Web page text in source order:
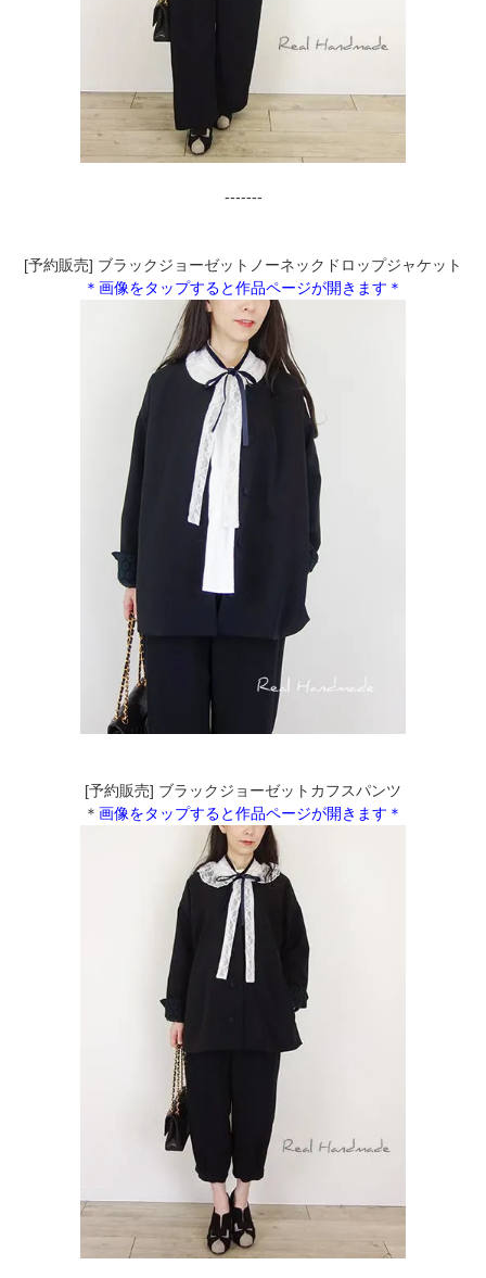
-------
[予約販売] ブラックジョーゼットノーネックドロップジャケット
＊画像をタップすると作品ページが開きます＊
[予約販売] ブラックジョーゼットカフスパンツ
＊ 画像をタップすると作品ページが開きます＊